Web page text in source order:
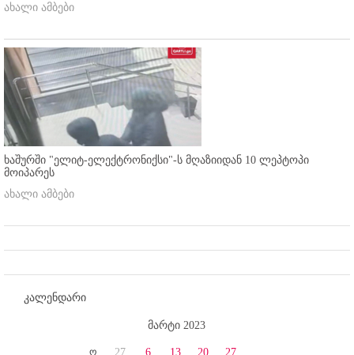
ახალი ამბები
ხაშურში "ელიტ-ელექტრონიქსი"-ს მღაზიიდან 10 ლეპტოპი
მოიპარეს
ახალი ამბები
კალენდარი
მარტი 2023
ო 27 6 13 20 27